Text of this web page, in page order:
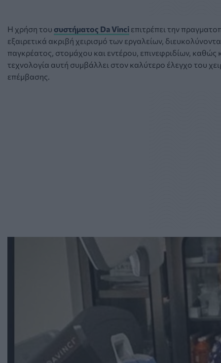
Η χρήση του συστήματος Da Vinci επιτρέπει την
εξαιρετικά ακριβή χειρισμό των εργαλείων,
παγκρέατος, στομάχου και εντέρου, επινεφριδίων,
τεχνολογία αυτή συμβάλλει στον καλύτερο έλεγχο του
επέμβασης.